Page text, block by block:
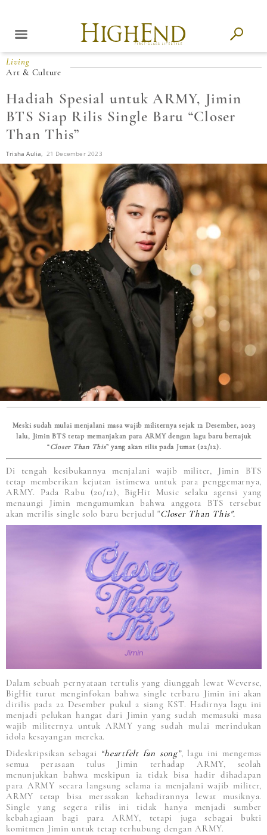
Living
Art & Culture
Hadiah Spesial untuk ARMY, Jimin
BTS Siap Rilis Single Baru “Closer
Than This”
Trisha Aulia, 21 December 2023
Meski sudah mulai menjalani masa wajib militernya sejak 12 Desember, 2023
lalu, Jimin BTS tetap memanjakan para ARMY dengan lagu baru bertajuk
“Closer Than This” yang akan rilis pada Jumat (22/12).
Di tengah kesibukannya menjalani wajib militer, Jimin BTS
tetap memberikan kejutan istimewa untuk para penggemarnya,
ARMY. Pada Rabu (20/12), BigHit Music selaku agensi yang
menaungi Jimin mengumumkan bahwa anggota BTS tersebut
akan merilis single solo baru berjudul "Closer Than This".
Dalam sebuah pernyataan tertulis yang diunggah lewat Weverse,
BigHit turut menginfokan bahwa single terbaru Jimin ini akan
dirilis pada 22 Desember pukul 2 siang KST. Hadirnya lagu ini
menjadi pelukan hangat dari Jimin yang sudah memasuki masa
wajib militernya untuk ARMY yang sudah mulai merindukan
idola kesayangan mereka.
Dideskripsikan sebagai “heartfelt fan song”, lagu ini mengemas
semua perasaan tulus Jimin terhadap ARMY, seolah
menunjukkan bahwa meskipun ia tidak bisa hadir dihadapan
para ARMY secara langsung selama ia menjalani wajib militer,
ARMY tetap bisa merasakan kehadirannya lewat musiknya.
Single yang segera rilis ini tidak hanya menjadi sumber
kebahagiaan bagi para ARMY, tetapi juga sebagai bukti
komitmen Jimin untuk tetap terhubung dengan ARMY.